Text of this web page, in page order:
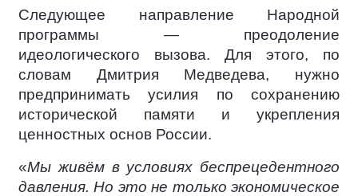
Следующее направление Народной
программы — преодоление
идеологического вызова. Для этого, по
словам Дмитрия Медведева, нужно
предпринимать усилия по сохранению
исторической памяти и укрепления
ценностных основ России.
«Мы живём в условиях беспрецедентного
давления. Но это не только экономическое